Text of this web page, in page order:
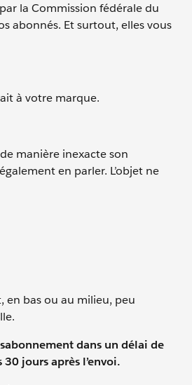
la Commission fédérale du
abonnés. Et surtout, elles vous
à votre marque.
manière inexacte son
en parler. L’objet ne
en bas ou au milieu, peu
dans un délai de
jours après l’envoi.